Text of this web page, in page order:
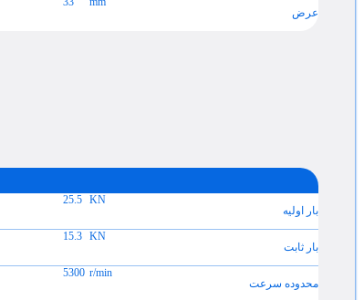
عرض
بار اولیه
KN
25.5
بار ثابت
KN
15.3
محدوده سرعت
r/min
5300